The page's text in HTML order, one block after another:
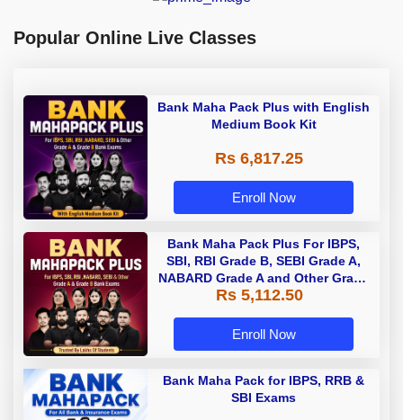
Popular Online Live Classes
Bank Maha Pack Plus with English
Medium Book Kit
Rs 6,817.25
Enroll Now
Bank Maha Pack Plus For IBPS,
SBI, RBI Grade B, SEBI Grade A,
NABARD Grade A and Other Grade
A & Grade B Bank Exams
Rs 5,112.50
Enroll Now
Bank Maha Pack for IBPS, RRB &
SBI Exams